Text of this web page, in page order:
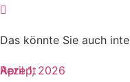
Das könnte Sie auch
Rezept
April 1, 2026